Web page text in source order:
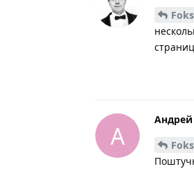
А
Андрей